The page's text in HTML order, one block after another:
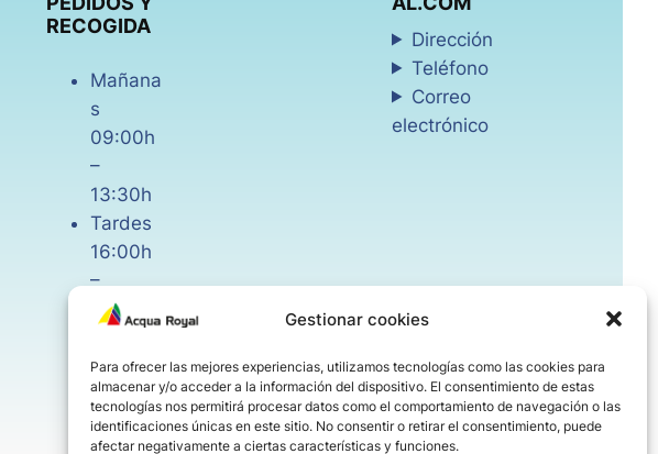
Gestionar cookies
Para ofrecer las mejores experiencias, utilizamos tecnologías como las cookies para
almacenar y/o acceder a la información del dispositivo. El consentimiento de estas
tecnologías nos permitirá procesar datos como el comportamiento de navegación o las
identificaciones únicas en este sitio. No consentir o retirar el consentimiento, puede
afectar negativamente a ciertas características y funciones.
RECOGIDA
Mañana
s
09:00h
–
13:30h
Tardes
16:00h
–
18:30h
08:00h
–
14:00h
Dirección
Teléfono
Correo
electrónico